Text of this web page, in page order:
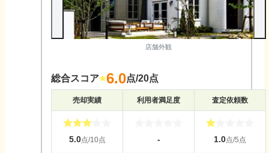
店舗外観
総合スコア 6.0点/20点
売却実績 利用者満足度 査定依頼数
5.0点/10点 - 1.0点/5点